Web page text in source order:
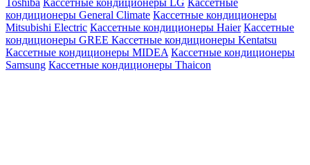
Toshiba Кассетные кондиционеры LG Кассетные
кондиционеры General Climate Кассетные кондиционеры
Mitsubishi Electric Кассетные кондиционеры Haier Кассетные
кондиционеры GREE Кассетные кондиционеры Kentatsu
Кассетные кондиционеры MIDEA Кассетные кондиционеры
Samsung Кассетные кондиционеры Thaicon